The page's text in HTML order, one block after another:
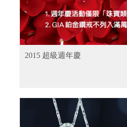
2015 超級週年慶